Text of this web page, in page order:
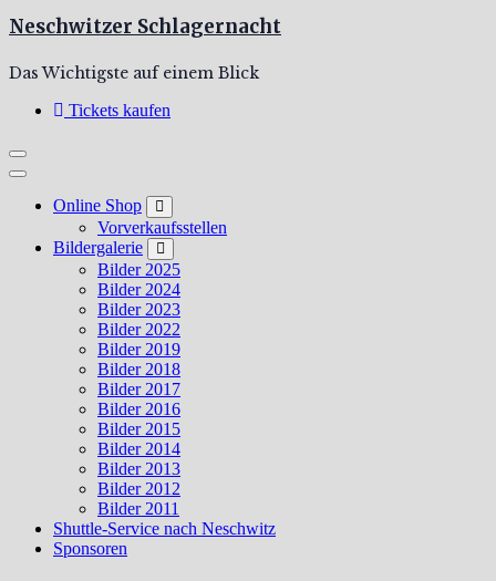
Neschwitzer Schlagernacht
Das Wichtigste auf einem Blick
Tickets kaufen
Online Shop
Vorverkaufsstellen
Bildergalerie
Bilder 2025
Bilder 2024
Bilder 2023
Bilder 2022
Bilder 2019
Bilder 2018
Bilder 2017
Bilder 2016
Bilder 2015
Bilder 2014
Bilder 2013
Bilder 2012
Bilder 2011
Shuttle-Service nach Neschwitz
Sponsoren